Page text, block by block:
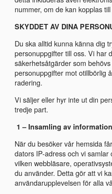
nummer, om de kan kopplas
SKYDDET AV DINA
Du ska alltid kunna känna dig
personuppgifter till oss. Vi har
säkerhetsåtgärder som
personuppgifter mot otillbörlig
radering.
Vi säljer eller hyr inte ut din
tredje part.
1 – Insamling av information
När du besöker vår hemsida
dators IP-adress och vi samlar
vilken webbläsare,
du använder. Detta gör att vi
användarupplevelsen för alla